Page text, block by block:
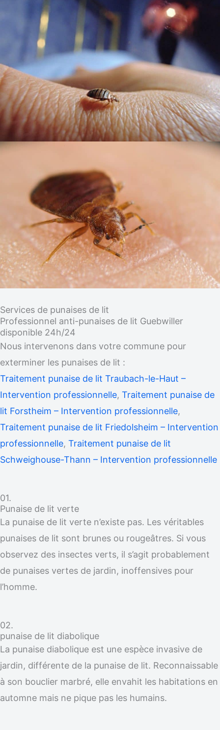
Services de punaises de lit
Professionnel anti-punaises de lit Guebwiller
disponible 24h/24
Nous intervenons dans votre commune pour
exterminer les punaises de lit :
Traitement punaise de lit Traubach-le-Haut –
Intervention professionnelle, Traitement punaise de
lit Forstheim – Intervention professionnelle,
Traitement punaise de lit Friedolsheim – Intervention
professionnelle, Traitement punaise de lit
Schweighouse-Thann – Intervention professionnelle
01.
Punaise de lit verte
La punaise de lit verte n’existe pas. Les véritables
punaises de lit sont brunes ou rougeâtres. Si vous
observez des insectes verts, il s’agit probablement
de punaises vertes de jardin, inoffensives pour
l’homme.
02.
punaise de lit diabolique
La punaise diabolique est une espèce invasive de
jardin, différente de la punaise de lit. Reconnaissable
à son bouclier marbré, elle envahit les habitations en
automne mais ne pique pas les humains.